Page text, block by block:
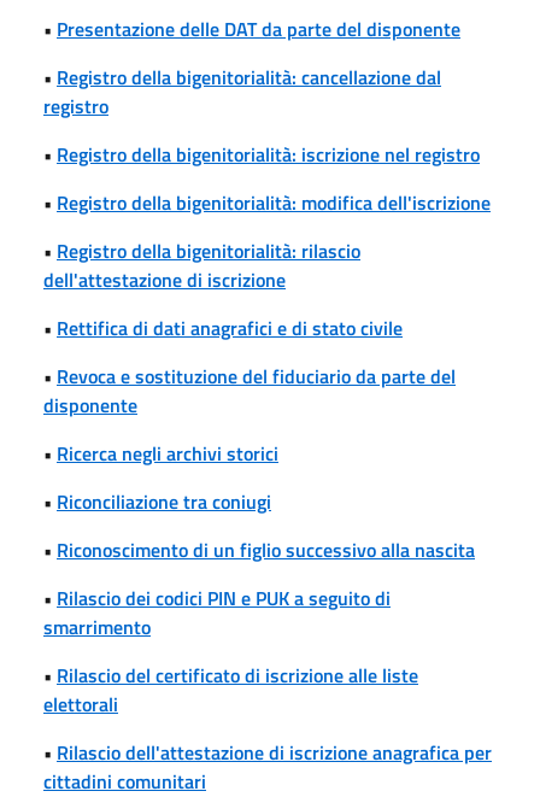
• Presentazione delle DAT da parte del disponente
• Registro della bigenitorialità: cancellazione dal
registro
• Registro della bigenitorialità: iscrizione nel registro
• Registro della bigenitorialità: modifica dell'iscrizione
• Registro della bigenitorialità: rilascio
dell'attestazione di iscrizione
• Rettifica di dati anagrafici e di stato civile
• Revoca e sostituzione del fiduciario da parte del
disponente
• Ricerca negli archivi storici
• Riconciliazione tra coniugi
• Riconoscimento di un figlio successivo alla nascita
• Rilascio dei codici PIN e PUK a seguito di
smarrimento
• Rilascio del certificato di iscrizione alle liste
elettorali
• Rilascio dell'attestazione di iscrizione anagrafica per
cittadini comunitari